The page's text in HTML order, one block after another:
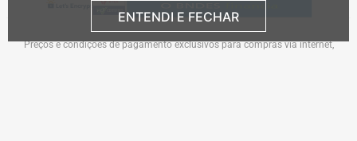
ENTENDI E FECHAR
Preços e condições de pagamento exclusivos para compras via internet,